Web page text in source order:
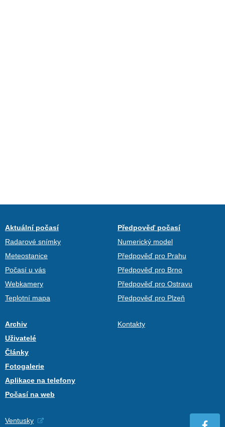
Aktuální počasí
Radarové snímky
Meteostanice
Počasí u vás
Webkamery
Teplotní mapa
Předpověď počasí
Numerický model
Předpověď pro Prahu
Předpověď pro Brno
Předpověď pro Ostravu
Předpověď pro Plzeň
Archiv
Uživatelé
Články
Fotogalerie
Aplikace na telefony
Počasí na web
Kontakty
Ventusky